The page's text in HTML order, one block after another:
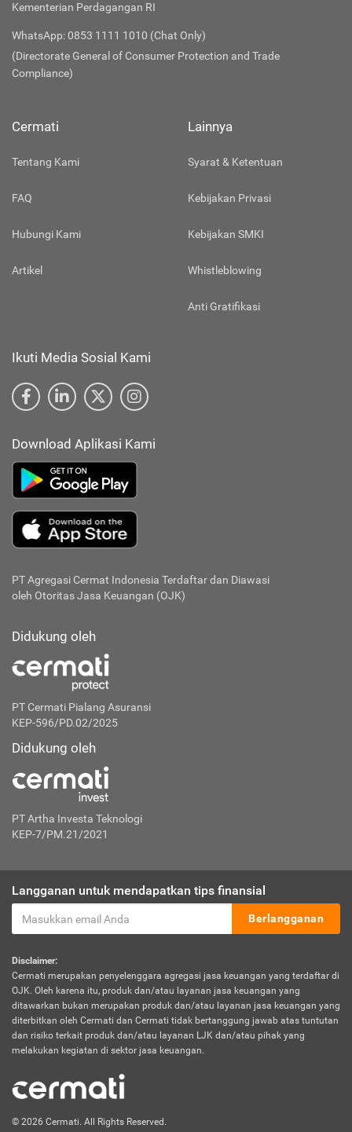
Kementerian Perdagangan RI
WhatsApp: 0853 1111 1010 (Chat Only)
(Directorate General of Consumer Protection and Trade
Compliance)
Cermati
Tentang Kami
FAQ
Hubungi Kami
Artikel
Lainnya
Syarat & Ketentuan
Kebijakan Privasi
Kebijakan SMKI
Whistleblowing
Anti Gratifikasi
Ikuti Media Sosial Kami
Download Aplikasi Kami
PT Agregasi Cermat Indonesia Terdaftar dan Diawasi
oleh Otoritas Jasa Keuangan (OJK)
Didukung oleh
PT Cermati Pialang Asuransi
KEP-596/PD.02/2025
Didukung oleh
PT Artha Investa Teknologi
KEP-7/PM.21/2021
Langganan untuk mendapatkan tips finansial
Berlangganan
Disclaimer:
Cermati merupakan penyelenggara agregasi jasa keuangan yang terdaftar di
OJK. Oleh karena itu, produk dan/atau layanan jasa keuangan yang
ditawarkan bukan merupakan produk dan/atau layanan jasa keuangan yang
diterbitkan oleh Cermati dan Cermati tidak bertanggung jawab atas tuntutan
dan risiko terkait produk dan/atau layanan LJK dan/atau pihak yang
melakukan kegiatan di sektor jasa keuangan.
© 2026 Cermati. All Rights Reserved.